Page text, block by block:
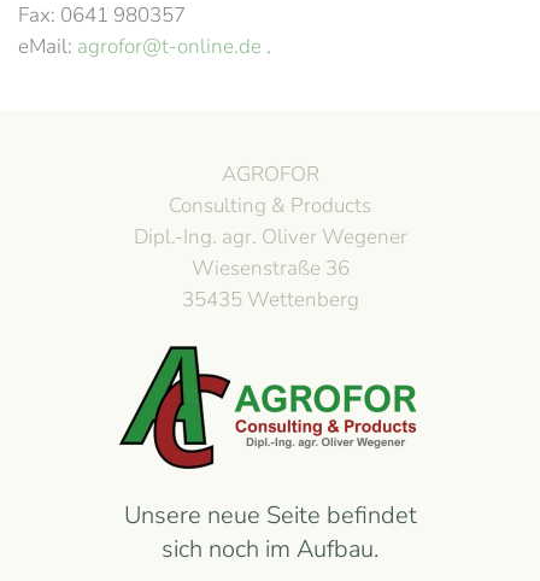
Fax: 0641 980357
eMail: agrofor@t-online.de .
AGROFOR
Consulting & Products
Dipl.-Ing. agr. Oliver Wegener
Wiesenstraße 36
35435 Wettenberg
Unsere neue Seite befindet
sich noch im Aufbau.